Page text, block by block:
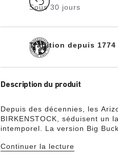
Sous 30 jours
Tradition depuis 1774
Description du produit
Depuis des décennies, les
BIRKENSTOCK, séduisent un
intemporel. La version Big
sandales d’ordinaire plus
Continuer la lecture